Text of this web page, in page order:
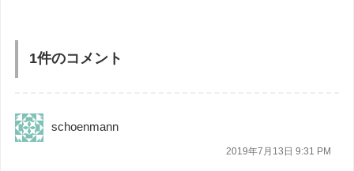
1件のコメント
schoenmann
2019年7月13日 9:31 PM